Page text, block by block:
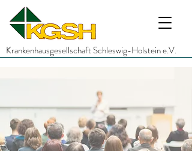
Krankenhausgesellschaft Schleswig-Holstein e.V.